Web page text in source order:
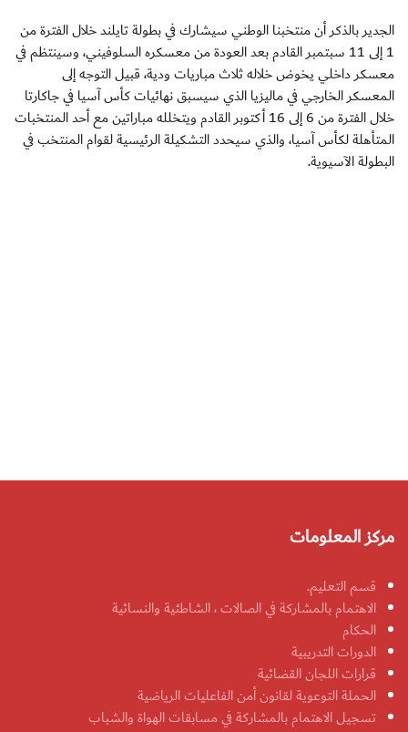
الجدير بالذكر أن منتخبنا الوطني سيشارك في بطولة تايلند خلال الفترة من
1 إلى 11 سبتمبر القادم بعد العودة من معسكره السلوفيني، وسينتظم في
معسكر داخلي يخوض خلاله ثلاث مباريات ودية، قبيل التوجه إلى
المعسكر الخارجي في ماليزيا الذي سيسبق نهائيات كأس آسيا في جاكارتا
خلال الفترة من 6 إلى 16 أكتوبر القادم ويتخلله مباراتين مع أحد المنتخبات
المتأهلة لكأس آسيا، والذي سيحدد التشكيلة الرئيسية لقوام المنتخب في
البطولة الآسيوية.
مركز المعلومات
قسم التعليم.
الاهتمام بالمشاركة في الصالات ، الشاطئية والنسائية
الحكام
الدورات التدريبية
قرارات اللجان القضائية
الحملة التوعوية لقانون أمن الفاعليات الرياضية
تسجيل الاهتمام بالمشاركة في مسابقات الهواة والشباب